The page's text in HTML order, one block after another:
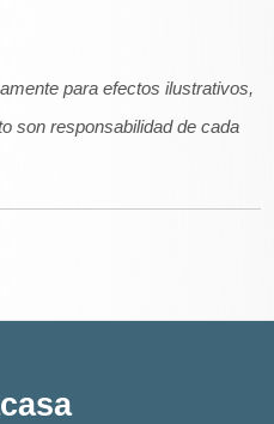
para efectos ilustrativos,
son responsabilidad de cada